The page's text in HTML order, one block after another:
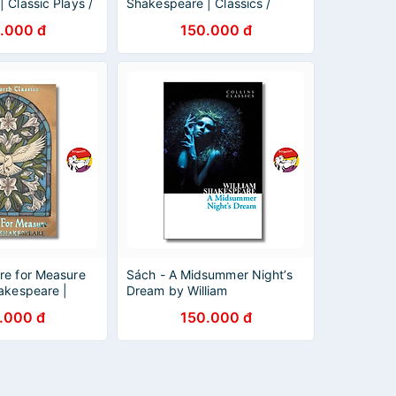
Classic Plays /
đ
Shakespeare | Classics /
150.000 đ
for Measure
|
UKđ
Sách - A Midsummer Night’s
Dream by William
Plays/ Kịch Kinh điển/ Nhập
khẩu
150.000 đ